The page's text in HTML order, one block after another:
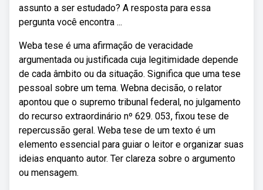
assunto a ser estudado? A resposta para essa
pergunta você encontra ...
Weba tese é uma afirmação de veracidade
argumentada ou justificada cuja legitimidade depende
de cada âmbito ou da situação. Significa que uma tese
pessoal sobre um tema. Webna decisão, o relator
apontou que o supremo tribunal federal, no julgamento
do recurso extraordinário nº 629. 053, fixou tese de
repercussão geral. Weba tese de um texto é um
elemento essencial para guiar o leitor e organizar suas
ideias enquanto autor. Ter clareza sobre o argumento
ou mensagem.